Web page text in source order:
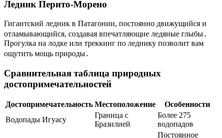
Ледник Перито-Морено
Гигантский ледник в Патагонии, постоянно движущийся и
отламывающийся, создавая впечатляющие ледяные глыбы․
Прогулка на лодке или треккинг по леднику позволит вам
ощутить мощь природы․
Сравнительная таблица природных
достопримечательностей
Достопримечательность Местоположение
Особенности
Водопады Игуасу
Граница с
Бразилией
Более 275
водопадов
Постоянное